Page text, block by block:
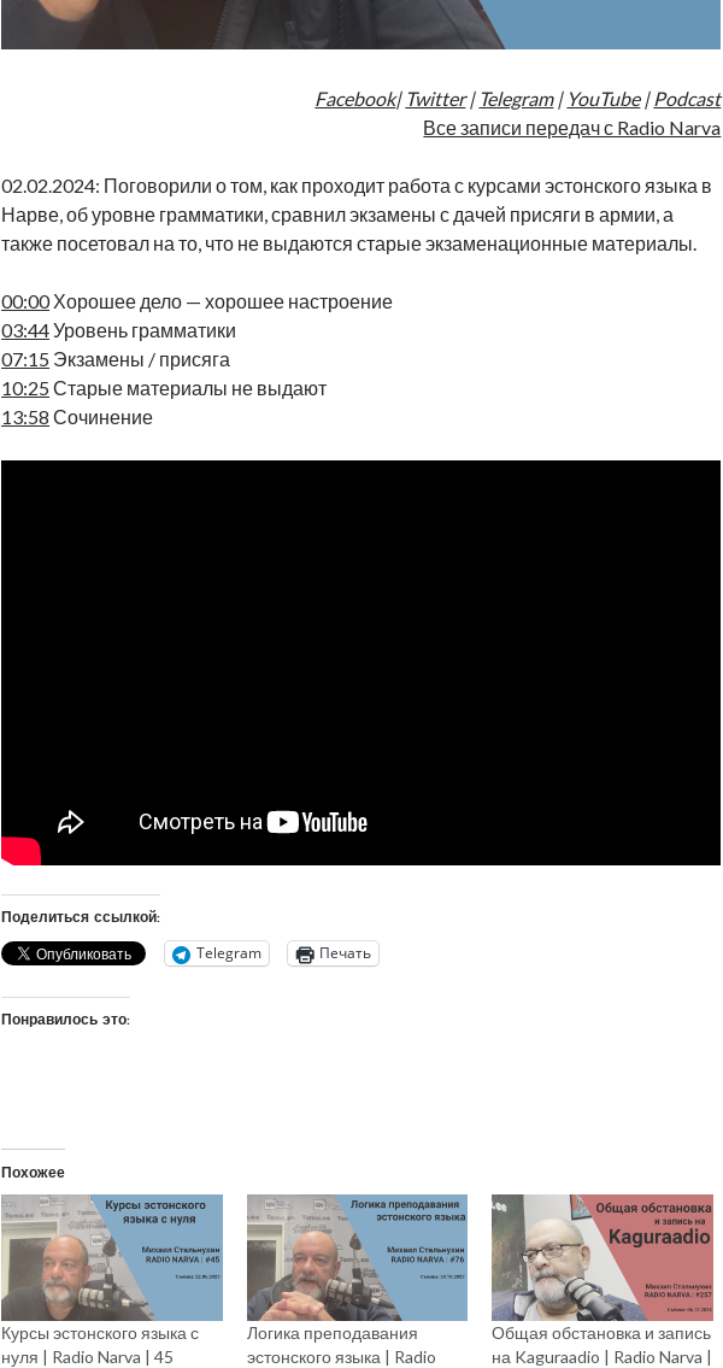
Facebook| Twitter| Telegram| YouTube| Podcast
Все записи передач с Radio Narva
02.02.2024: Поговорили о том, как проходит работа с курсами эстонского языка в
Нарве, об уровне грамматики, сравнил экзамены с дачей присяги в армии, а
также посетовал на то, что не выдаются старые экзаменационные материалы.
00:00Хорошее дело — хорошее настроение
03:44Уровень грамматики
07:15 Экзамены / присяга
10:25 Старые материалы не выдают
13:58 Сочинение
Поделиться ссылкой:
Telegram Печать
Понравилось это:
Похожее
Курсы эстонского языка с
нуля | Radio Narva | 45
Логика преподавания
эстонского языка | Radio
Общая обстановка и запись
на Kaguraadio | Radio Narva |